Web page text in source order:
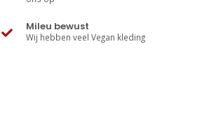
Mileu bewust
Wij hebben veel Vegan kleding